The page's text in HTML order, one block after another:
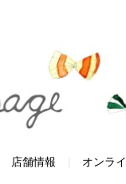
店舗情報 オンラ